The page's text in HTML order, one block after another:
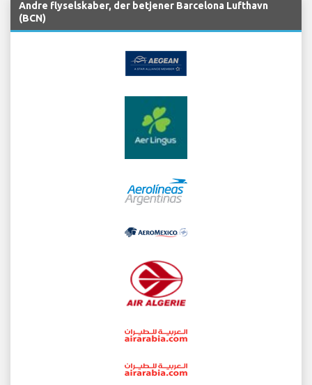
Andre flyselskaber, der betjener Barcelona Lufthavn
(BCN)